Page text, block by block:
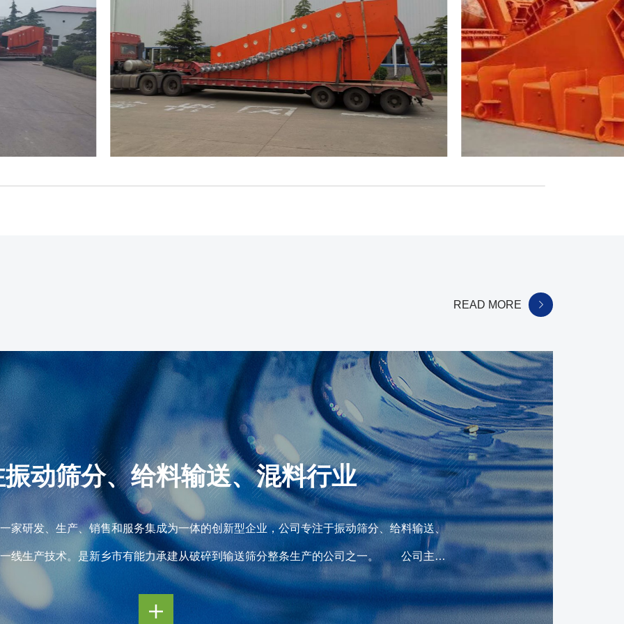
READ MORE
动筛分、给料输送、混料行业
研发、生产、销售和服务集成为一体的创新型企业，公司专注于振动筛分、给料输送、
线生产技术。是新乡市有能力承建从破碎到输送筛分整条生产的公司之一。 公司主营
、强力筛、概率筛、摇摆筛，等各种系列的筛机以及各种规格型号的配套产品如振动给料
料机、带式给料机、螺旋提升机、构成完整的破碎、输送、筛分系统生产链，并已广泛应